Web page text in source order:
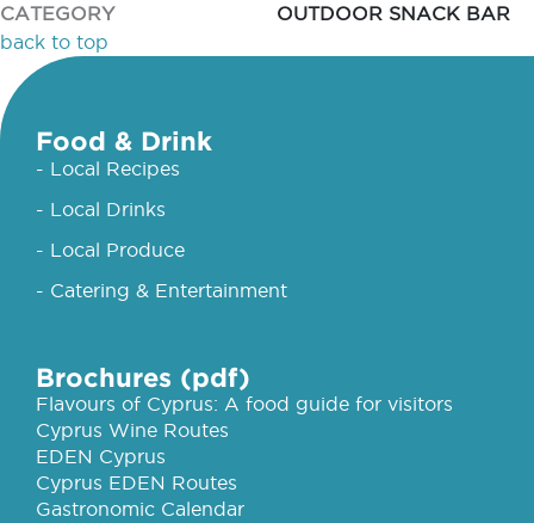
CATEGORY
OUTDOOR SNACK BAR
back to top
Food & Drink
- Local Recipes
- Local Drinks
- Local Produce
- Catering & Entertainment
Brochures (pdf)
Flavours of Cyprus: A food guide for visitors
Cyprus Wine Routes
EDEN Cyprus
Cyprus EDEN Routes
Gastronomic Calendar